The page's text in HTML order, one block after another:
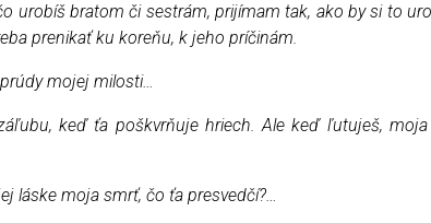
urobíš bratom či sestrám, prijímam tak, ako by si to
prenikať ku koreňu, k jeho príčinám.
mojej milosti…
keď ťa poškvrňuje hriech. Ale keď ľutuješ,
láske moja smrť, čo ťa presvedčí?…